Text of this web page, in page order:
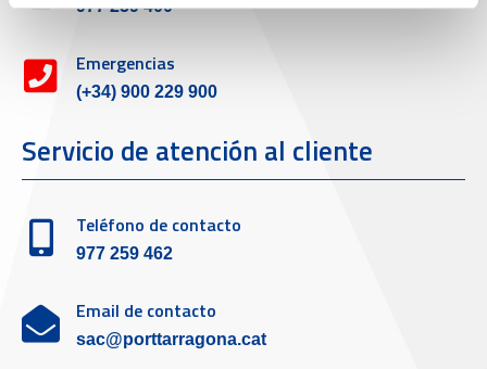
977 259 400
Emergencias
(+34) 900 229 900
Servicio de atención al cliente
Teléfono de contacto
977 259 462
Email de contacto
sac@porttarragona.cat